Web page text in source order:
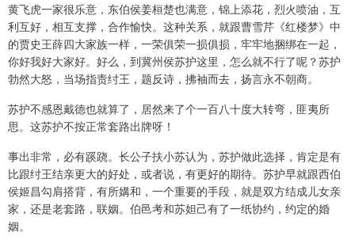
黄飞虎一家很乐意，东伯侯姜桓楚也满意，锦上添花，烈火喷油，互
利互好，相互支撑，合作愉快。这种关系，就跟曹雪芹《红楼梦》中
的贾史王薛四大家族一样，一荣俱荣一损俱损，牢牢地捆绑在一起，
你好我好大家好。好么，到冀州侯苏护这里，怎么就不行了呢？苏护
勃然大怒，当场指责纣王，题反诗，拂袖而去，扬言永不朝商。
苏护不感恩戴德也就算了，居然来了个一百八十度大转弯，匪夷所
思。这苏护不按正常套路出牌呀！
事出非常，必有蹊跷。长公子扶小苏认为，苏护做此选择，肯定是有
比跟纣王结亲更大的好处，或者说，有更好的期待。苏护早就跟西伯
侯姬昌勾肩搭背，有所媾和，一个重要的手段，就是双方结成儿女亲
家，还是老套路，联姻。伯邑考和苏妲己有了一纸协约，约定的婚
姻。